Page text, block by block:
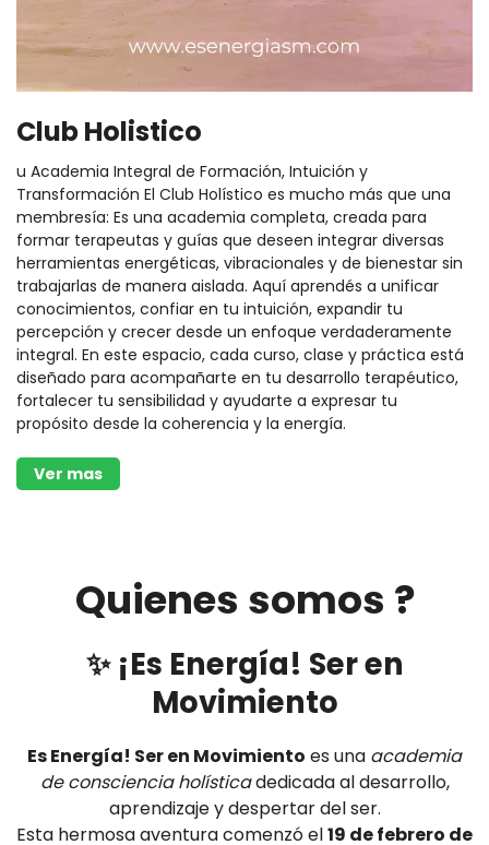
Club Holistico
u Academia Integral de Formación, Intuición y
Transformación El Club Holístico es mucho más que una
membresía: Es una academia completa, creada para
formar terapeutas y guías que deseen integrar diversas
herramientas energéticas, vibracionales y de bienestar sin
trabajarlas de manera aislada. Aquí aprendés a unificar
conocimientos, confiar en tu intuición, expandir tu
percepción y crecer desde un enfoque verdaderamente
integral. En este espacio, cada curso, clase y práctica está
diseñado para acompañarte en tu desarrollo terapéutico,
fortalecer tu sensibilidad y ayudarte a expresar tu
propósito desde la coherencia y la energía.
Ver mas
Quienes somos ?
✨ ¡Es Energía! Ser en
Movimiento
Es Energía! Ser en Movimiento es una academia
de consciencia holísticadedicada al desarrollo,
aprendizaje y despertar del ser.
Esta hermosa aventura comenzó el19 de febrero de